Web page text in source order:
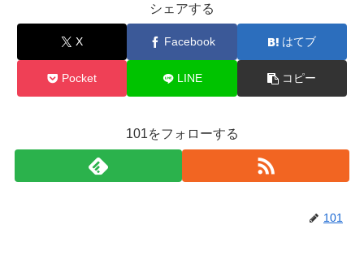
シェアする
X Facebook はてブ
Pocket LINE コピー
101をフォローする
101